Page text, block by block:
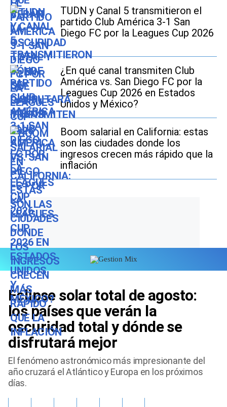
TUDN y Canal 5 transmitieron el
partido Club América 3-1 San
Diego FC por la Leagues Cup 2026
¿En qué canal transmiten Club
América vs. San Diego FC por la
Leagues Cup 2026 en Estados
Unidos y México?
Boom salarial en California: estas
son las ciudades donde los
ingresos crecen más rápido que la
inflación